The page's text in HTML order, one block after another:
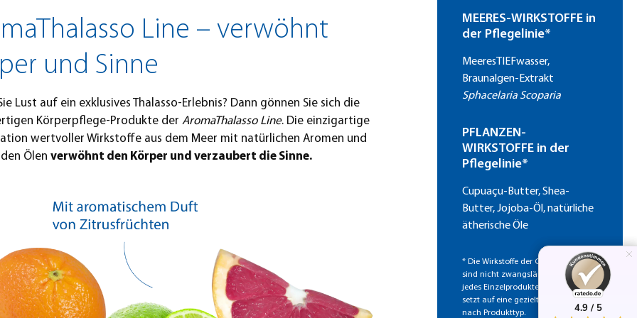
Line – verwöhnt
und Sinne
Lust auf ein exklusives Thalasso-Erlebnis? Dann gönnen Sie sich die
Körperpflege-Produkte der AromaThalasso Line. Die einzigartige
wertvoller Wirkstoffe aus dem Meer mit natürlichen Aromen und
Ölen verwöhnt den Körper und verzaubert die Sinne.
MEERES-WIRKSTOFFE in
der Pflegelinie*
MeeresTIEFwasser,
Braunalgen-Extrakt
Sphacelaria Scoparia
PFLANZEN-
WIRKSTOFFE in der
Pflegelinie*
Cupuaçu-Butter, Shea-
Butter, Jojoba-Öl, natürliche
ätherische Öle
* Die Wirkstoffe der Gesamtlinie
sind nicht zwangsläufig Bestandteil
jedes Einzelproduktes. Jede Rezeptur
setzt auf eine gezielte Auswahl, je
nach Produkttyp.
4.9 / 5
4.9 / 5